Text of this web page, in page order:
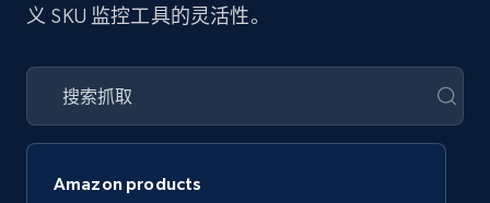
义 SKU 监控工具的灵活性。
Amazon products